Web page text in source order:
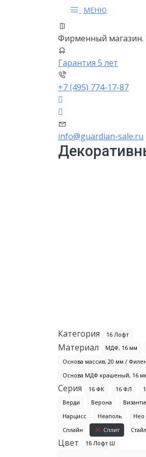
МЕНЮ
Фирменный магазин.
Гарантия 5 лет
+7 (495) 774-17-87
info@guardian-sale.ru
Категория 16 Лофт
Материал МДФ, 16 мм
Основа массив, 20 мм /
Основа МДФ крашеный, 16
Серия 16 ФК 16 ФЛ
Верди
Верона
Нарцисс
Неаполь Нео
Сплайн
Сплит Стайл
Цвет 16 Лофт Ш